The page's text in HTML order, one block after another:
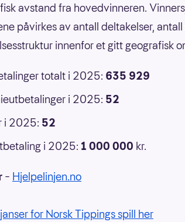
avstand fra hovedvinneren.
påvirkes av antall deltakelser,
innenfor et gitt geografisk
totalt i 2025: 635 929
i 2025: 52
i 2025: 52
i 2025: 1 000 000 kr.
– Hjelpelinjen.no
for Norsk Tippings spill her